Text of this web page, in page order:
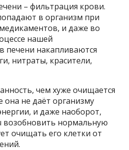
– фильтрация крови.
в организм при
и даже во
нашей
печени накапливаются
нитраты, красители,
чем хуже очищается
она не даёт организму
и даже наоборот,
возобновить нормальную
очищать его клетки от